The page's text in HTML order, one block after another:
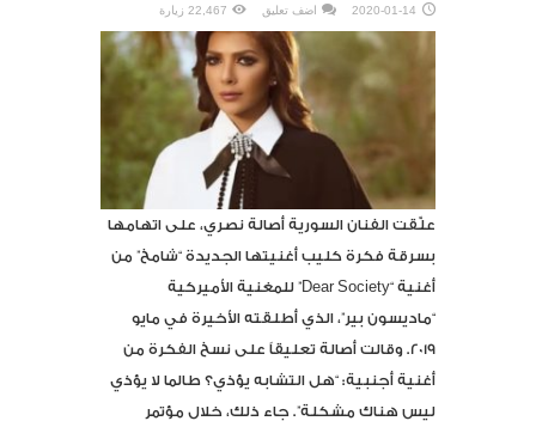
2020-01-14 اضف تعليق 22,467 زيارة
علّقت الفنان السورية أصالة نصري، على اتهامها
بسرقة فكرة كليب أغنيتها الجديدة “شامخ” من
أغنية “Dear Society” للمغنية الأميركية
“ماديسون بير”، الذي أطلقته الأخيرة في مايو
2019. وقالت أصالة تعليقاً على نسخ الفكرة من
أغنية أجنبية: “هل التشابه يؤذي؟ طالما لا يؤذي
ليس هناك مشكلة”. جاء ذلك، خلال مؤتمر